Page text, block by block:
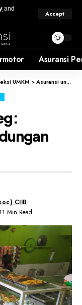
and
Accept
Asuransi
UMKM >Asuransi untuk Warteg: Investasi Kecil, Perlindungan Besar
CIIB
11 Min Read